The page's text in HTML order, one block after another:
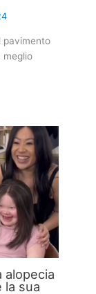
pavimento
meglio
alopecia
la sua